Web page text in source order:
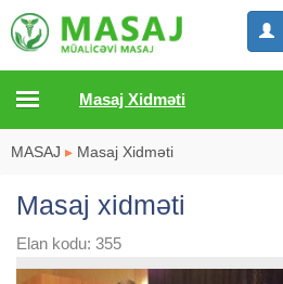
Masaj Xidməti
MASAJ ▸ Masaj Xidməti
Masaj xidməti
Elan kodu: 355